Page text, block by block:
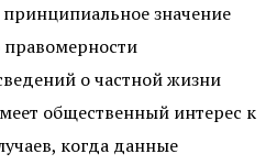
значение
о частной жизни
общественный интерес к
когда данные